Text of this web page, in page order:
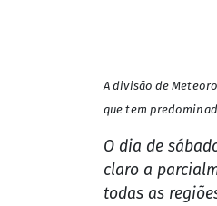
A divisão de
que tem
O dia de
claro a
todas as